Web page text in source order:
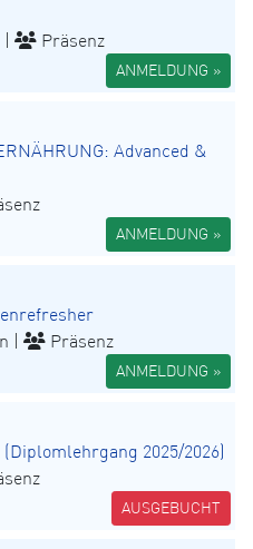
Präsenz
ANMELDUNG »
Advanced &
ANMELDUNG »
| Präsenz
ANMELDUNG »
(Diplomlehrgang 2025/2026)
AUSGEBUCHT